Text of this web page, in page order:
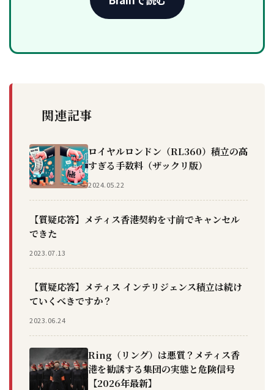
関連記事
ロイヤルロンドン（RL360）積立の高
すぎる手数料（ザックリ版）
2024.05.22
【質疑応答】メティス香港契約を寸前でキャンセル
できた
2023.07.13
【質疑応答】メティス インテリジェンス積立は続け
ていくべきですか？
2023.06.24
Ring（リング）は悪質？メティス香
港を勧誘する集団の実態と危険信号
【2026年最新】